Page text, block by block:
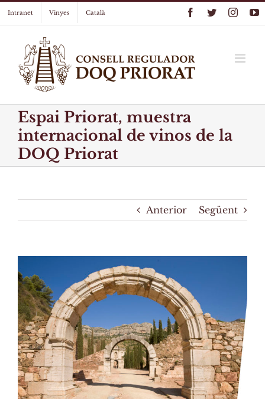
Intranet Vinyes Català Facebook
Twitter
Espai Priorat, muestra
internacional de vinos de la
DOQ Priorat
Anterior Següent
Larger
Image